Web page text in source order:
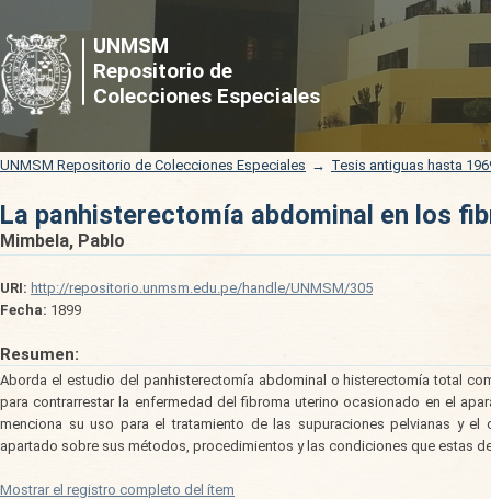
UNMSM
Repositorio de
Colecciones Especiales
La panhisterectomía abdominal en los
UNMSM Repositorio de Colecciones Especiales → Tesis antiguas hasta
La panhisterectomía abdominal en los
Mimbela, Pablo
URI: http://repositorio.unmsm.edu.pe/handle/UNMSM/305
Fecha: 1899
Resumen:
Aborda el estudio del panhisterectomía abdominal o histerectomía total
para contrarrestar la enfermedad del fibroma uterino ocasionado en el
menciona su uso para el tratamiento de las supuraciones pelvianas y el
apartado sobre sus métodos, procedimientos y las condiciones que estas
Mostrar el registro completo del ítem